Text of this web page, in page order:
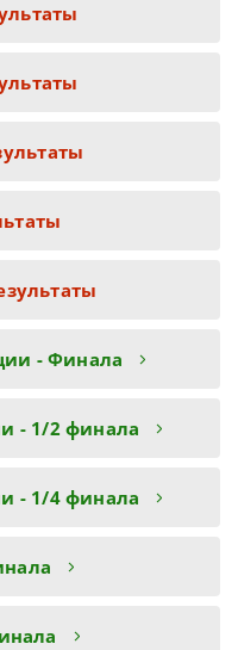
- Финала
- 1/2 финала
- 1/4 финала